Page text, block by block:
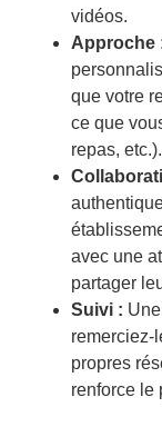
vidéos.
Approche
que votre
ce que
repas, etc.).
avec une
partager
Suivi :
remerciez-
propres
renforce le